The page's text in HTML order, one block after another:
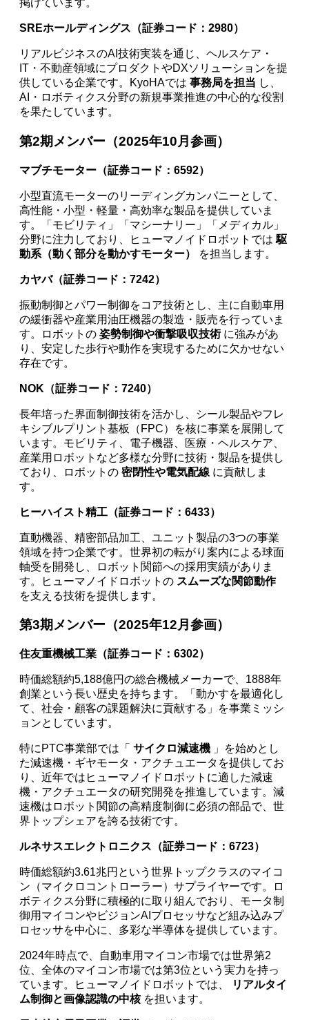
掲げています。
SREホールディングス（証券コード：2980）
リアルビジネスのAI技術実装を通じ、ヘルスケア・
IT・不動産領域にプロダクトやDXソリューションを提
供している企業です。KyoHAでは事務局を担当 し、
AI・ロボティクス分野の新規事業推進の中心的な役割
を果たしています。
第2期メンバー（2025年10月参画）
マブチモーター（証券コード：6592）
小型直流モーターのリーディングカンパニーとして、
高性能・小型・軽量・高効率な製品を提供していま
す。「モビリティ」「マシーナリー」「メディカル」
分野に注力しており、ヒューマノイドロボットでは駆
動系（動く部分を動かすモーター）
を担当します。
カヤバ（証券コード：7242）
振動制御とパワー制御をコア技術とし、主に自動車用
の緩衝器や産業用油圧機器の製造・販売を行っていま
す。ロボットの姿勢制御や衝撃吸収技術に強みがあ
り、安定した歩行や動作を実現するために欠かせない
存在です。
NOK（証券コード：7240）
長年培った界面制御技術を活かし、シール製品やフレ
キシブルプリント基板（FPC）を核に事業を展開して
います。モビリティ、電子機器、医療・ヘルスケア、
産業用ロボットなど多様な分野に技術・製品を提供し
ており、ロボットの密閉性や電気配線 に貢献しま
す。
ヒーハイスト精工（証券コード：6433）
直動機器、精密部品加工、ユニット製品の3つの事業
領域を持つ企業です。世界初の転がり案内による球面
軸受を開発し、ロボット関節への採用実績がありま
す。ヒューマノイドロボットの スムーズな関節動作
を支える技術を提供します。
第3期メンバー（2025年12月参画）
住友重機械工業（証券コード：6302）
時価総額約5,188億円の総合機械メーカーで、1888年
創業という長い歴史を持ちます。「動かすを最適化し
て、社会・顧客の課題解決に貢献する」を事業ミッシ
ョンとしています。
特にPTC事業部では「サイクロ減速機 」を始めとし
た減速機・ギヤモータ・アクチュエータを提供してお
り、近年ではヒューマノイドロボットに適した減速
機・アクチュエータの研究開発を推進しています。減
速機はロボット関節の高精度制御に必須の部品で、世
界トップシェアを誇る技術です。
ルネサスエレクトロニクス（証券コード：6723）
時価総額約3.61兆円という世界トップクラスのマイコ
ン（マイクロコントローラー）サプライヤーです。ロ
ボティクス分野に積極的に取り組んでおり、モータ制
御用マイコンやビジョンAIプロセッサなど組み込みプ
ロセッサを中心に、多彩な半導体を提供しています。
2024年時点で、自動車用マイコン市場では世界第2
位、全体のマイコン市場では第3位という実力を持っ
ています。ヒューマノイドロボットでは、
リアルタイ
ム制御と画像認識の中核を担います。